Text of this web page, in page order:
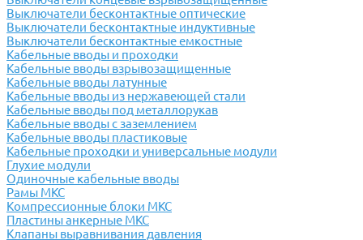
Выключатели бесконтактные оптические
Выключатели бесконтактные индуктивные
Выключатели бесконтактные емкостные
Кабельные вводы и проходки
Кабельные вводы взрывозащищенные
Кабельные вводы латунные
Кабельные вводы из нержавеющей стали
Кабельные вводы под металлорукав
Кабельные вводы с заземлением
Кабельные вводы пластиковые
Кабельные проходки и универсальные модули
Глухие модули
Одиночные кабельные вводы
Рамы МКС
Компрессионные блоки МКС
Пластины анкерные МКС
Клапаны выравнивания давления